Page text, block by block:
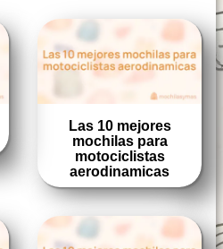
Las 10 mejores
mochilas para
motociclistas
aerodinamicas